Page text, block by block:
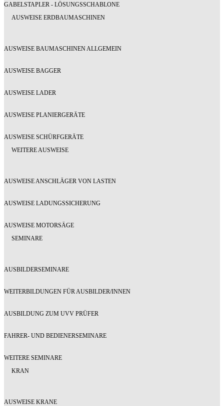
GABELSTAPLER - LÖSUNGSSCHABLONE
AUSWEISE ERDBAUMASCHINEN
AUSWEISE BAUMASCHINEN ALLGEMEIN
AUSWEISE BAGGER
AUSWEISE LADER
AUSWEISE PLANIERGERÄTE
AUSWEISE SCHÜRFGERÄTE
WEITERE AUSWEISE
AUSWEISE ANSCHLÄGER VON LASTEN
AUSWEISE LADUNGSSICHERUNG
AUSWEISE MOTORSÄGE
SEMINARE
AUSBILDERSEMINARE
WEITERBILDUNGEN FÜR AUSBILDER/INNEN
AUSBILDUNG ZUM UVV PRÜFER
FAHRER- UND BEDIENERSEMINARE
WEITERE SEMINARE
KRAN
AUSWEISE KRANE